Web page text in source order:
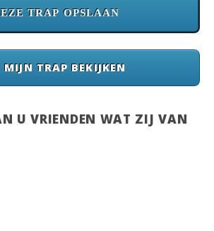
MIJN TRAP BEKIJKEN
U VRIENDEN WAT ZIJ VAN